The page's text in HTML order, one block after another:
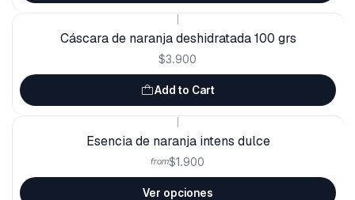
Cáscara de naranja deshidratada 100 grs
$3.900
Add to Cart
Esencia de naranja intens dulce
from$1.900
Ver opciones